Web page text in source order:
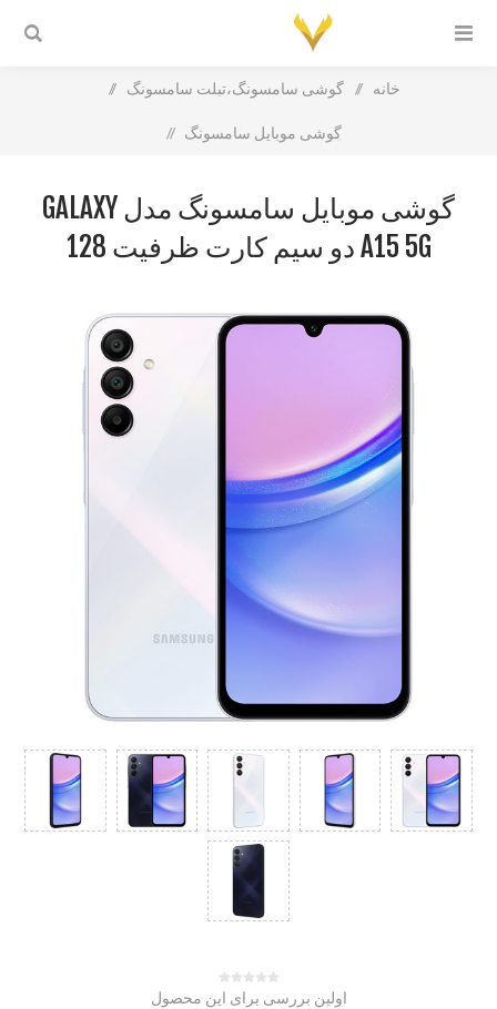
خانه / گوشی سامسونگ،تبلت سامسونگ /
گوشی موبایل سامسونگ /
128 گیگابایت و رم 6 گیگابایت
گوشی موبایل سامسونگ مدل GALAXY
A15 5G دو سیم کارت ظرفیت 128
اولین بررسی برای این محصول